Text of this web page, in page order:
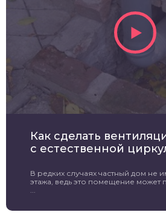
Как сделать
с естественной
В редких случаях частный дом не
этажа, ведь это помещение может